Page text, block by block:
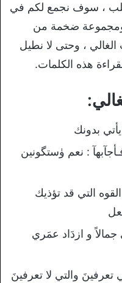
، سوف نجمع لكم في
ومجموعة ضخمة من
الغالي ، وحتى لا نطيل
هذه الكلمات.
بدونك
: نعم ۈستگونين
التي قد تؤذيك
جمالاً و ازدَاد عمَري
تعرفينَ والتي لا تعرفينَ